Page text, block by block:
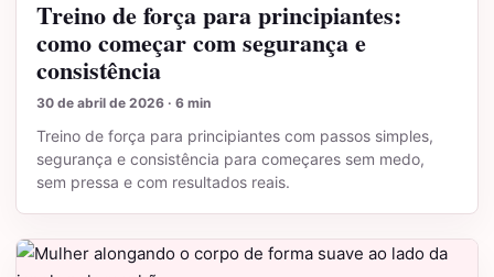
Treino de força para principiantes:
como começar com segurança e
consistência
30 de abril de 2026 · 6 min
Treino de força para principiantes com passos simples,
segurança e consistência para começares sem medo,
sem pressa e com resultados reais.